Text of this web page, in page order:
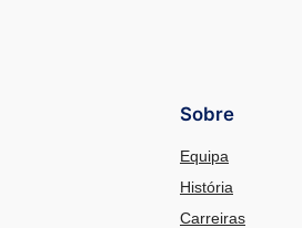
Sobre
Equipa
História
Carreiras